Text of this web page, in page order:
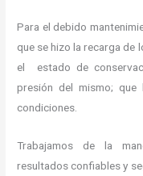
Para el debido
que se hizo la recarga de
el estado de
presión del mismo; que
condiciones.
Trabajamos de la
resultados confiables y